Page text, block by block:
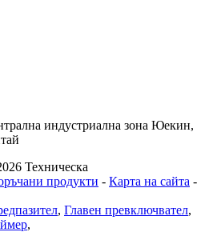
индустриална зона Юекин,
Техническа
продукти - Карта на сайта -
, Главен превключвател,
,